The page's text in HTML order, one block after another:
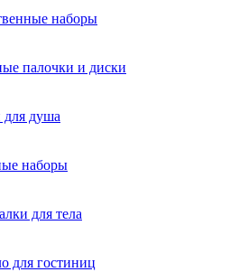
наборы
палочки и диски
для душа
наборы
для тела
для гостиниц